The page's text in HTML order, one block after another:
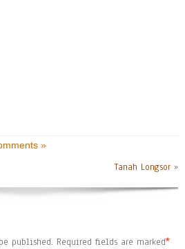
»
Tanah Longsor »
published. Required fields are marked*